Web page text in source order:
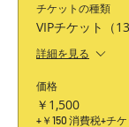
チケットの種類
VIPチケット（
詳細を見る
価格
￥1,500
+￥150 消費税+チ